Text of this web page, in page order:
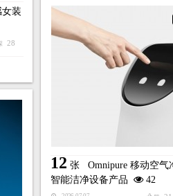
装
28
12 张 Omnipure 移动空
智能洁净设备产品
42